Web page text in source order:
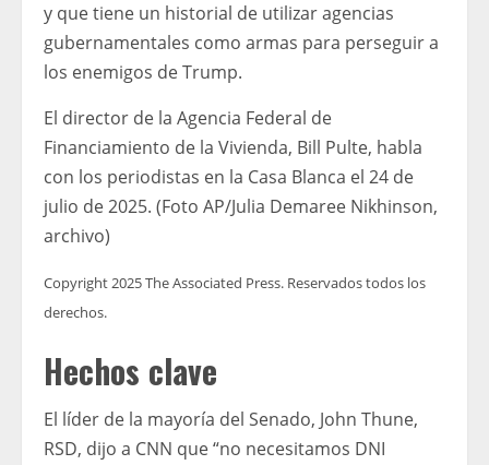
y que tiene un historial de utilizar agencias
gubernamentales como armas para perseguir a
los enemigos de Trump.
El director de la Agencia Federal de
Financiamiento de la Vivienda, Bill Pulte, habla
con los periodistas en la Casa Blanca el 24 de
julio de 2025. (Foto AP/Julia Demaree Nikhinson,
archivo)
Copyright 2025 The Associated Press. Reservados todos los
derechos.
Hechos clave
El líder de la mayoría del Senado, John Thune,
RSD, dijo a CNN que “no necesitamos DNI